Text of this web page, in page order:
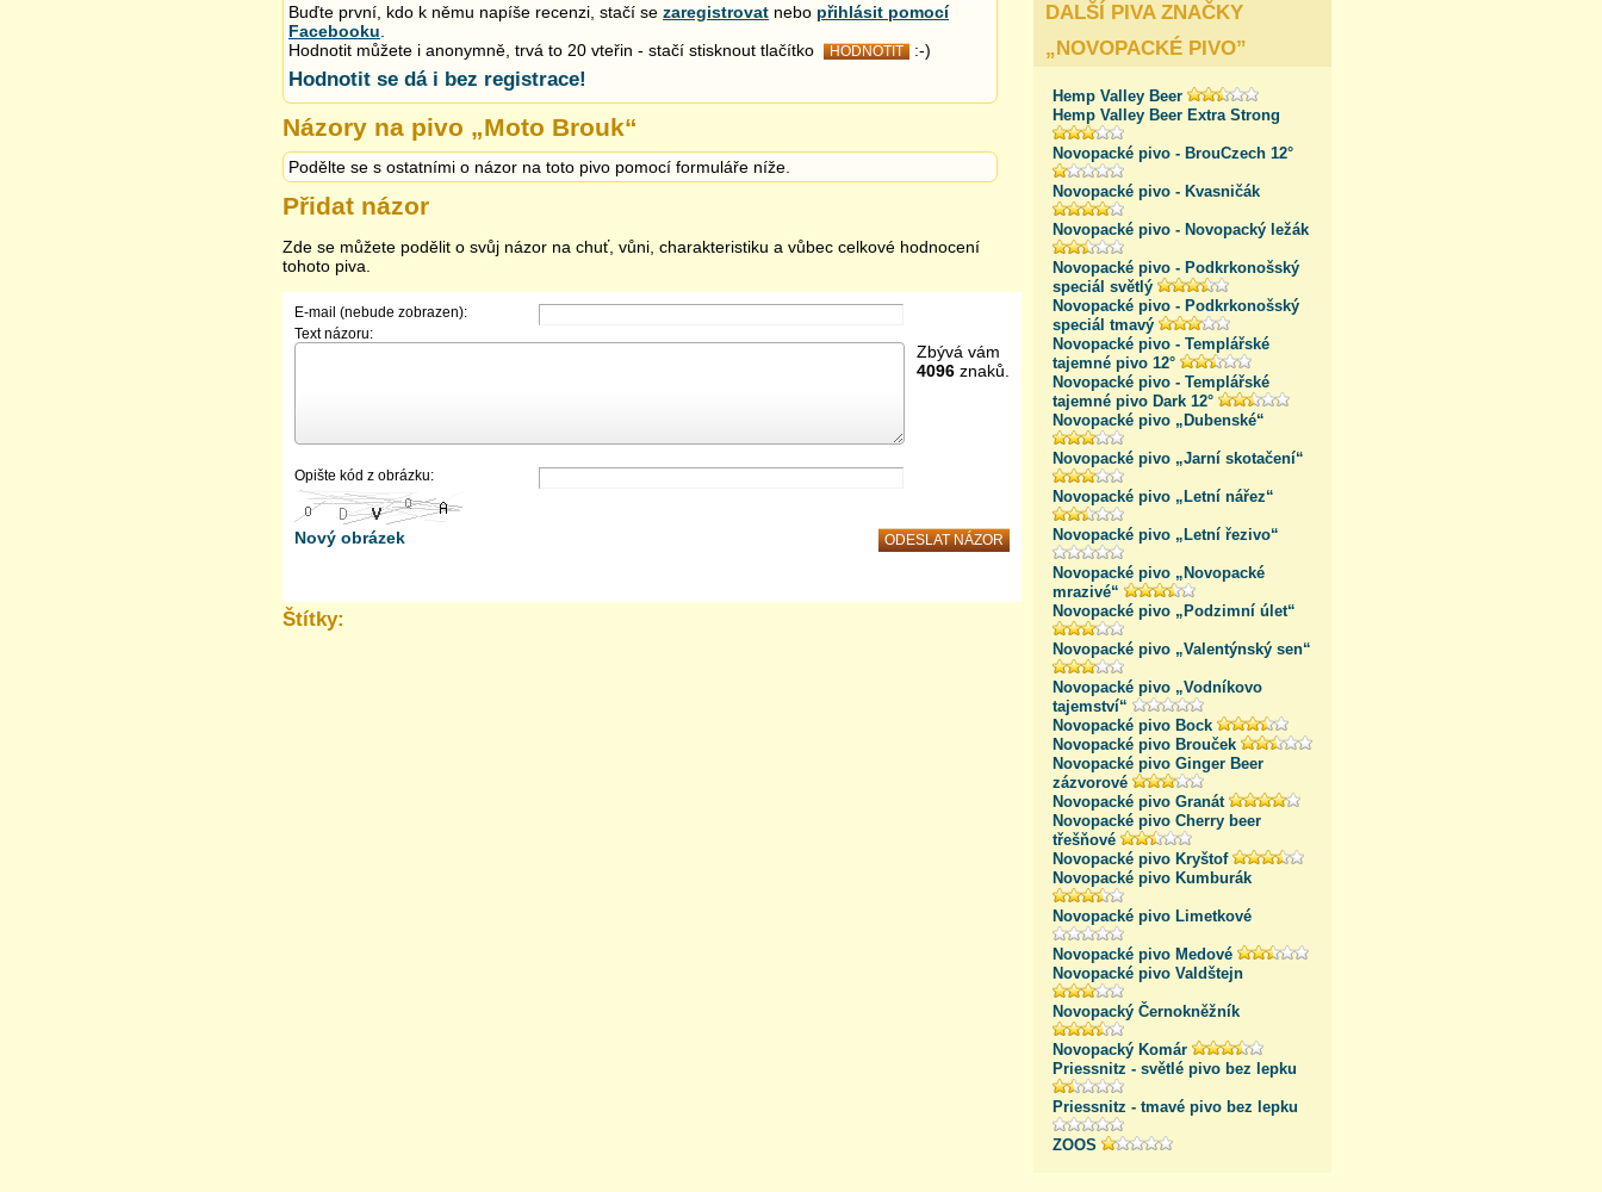
Buďte první, kdo k němu napíše recenzi, stačí se zaregistrovat nebo přihlásit pomocí
Facebooku
Hodnotit můžete i anonymně, trvá to 20 vteřin - stačí stisknout tlačítko
HODNOTIT :-)
Hodnotit se dá i bez registrace!
Názory na pivo „Moto Brouk“
Podělte se s ostatními o názor na toto pivo pomocí formuláře níže.
Přidat názor
Zde se můžete podělit o svůj názor na chuť, vůni, charakteristiku a vůbec celkové hodnocení
tohoto piva.
E-mail (nebude zobrazen):
Text názoru:
Zbývá vám
4096 znaků.
Opište kód z obrázku:
Nový obrázek
Štítky:
DALŠÍ PIVA ZNAČKY
„NOVOPACKÉ PIVO”
Hemp Valley Beer
Hemp Valley Beer Extra Strong
Novopacké pivo - BrouCzech 12°
Novopacké pivo - Kvasničák
Novopacké pivo - Novopacký ležák
Novopacké pivo - Podkrkonošský
speciál světlý
Novopacké pivo - Podkrkonošský
speciál tmavý
Novopacké pivo - Templářské
tajemné pivo 12°
Novopacké pivo - Templářské
tajemné pivo Dark 12°
Novopacké pivo „Dubenské“
Novopacké pivo „Jarní skotačení“
Novopacké pivo „Letní nářez“
Novopacké pivo „Letní řezivo“
Novopacké pivo „Novopacké
mrazivé“
Novopacké pivo „Podzimní úlet“
Novopacké pivo „Valentýnský sen“
Novopacké pivo „Vodníkovo
tajemství“
Novopacké pivo Bock
Novopacké pivo Brouček
Novopacké pivo Ginger Beer
zázvorové
Novopacké pivo Granát
Novopacké pivo Cherry beer
třešňové
Novopacké pivo Kryštof
Novopacké pivo Kumburák
Novopacké pivo Limetkové
Novopacké pivo Medové
Novopacké pivo Valdštejn
Novopacký Černokněžník
Novopacký Komár
Priessnitz - světlé pivo bez lepku
Priessnitz - tmavé pivo bez lepku
ZOOS